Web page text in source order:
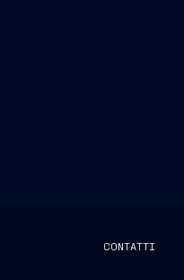
CONTATTI